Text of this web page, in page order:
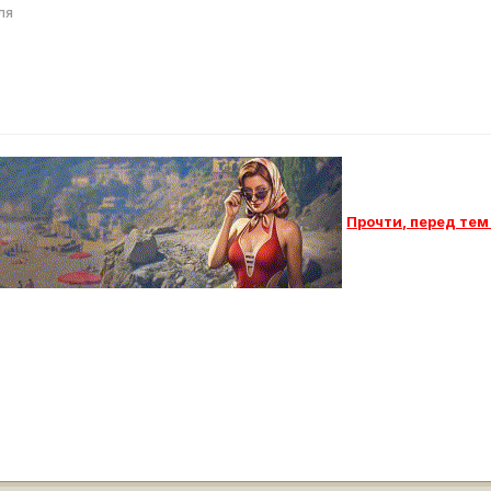
Прочти, перед тем